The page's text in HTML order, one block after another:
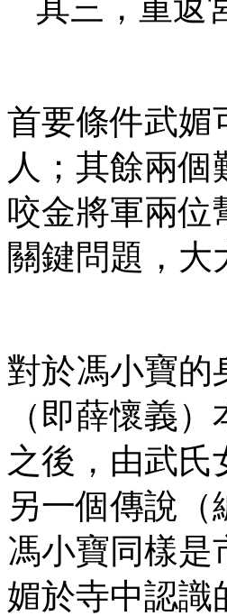
其三，重返
首要條件武媚
人；其餘兩
咬金將軍兩位
關鍵問題，大
對於馮小寶的
（即薛懷義
之後，由武
另一個傳說
馮小寶同樣是
媚於寺中認識